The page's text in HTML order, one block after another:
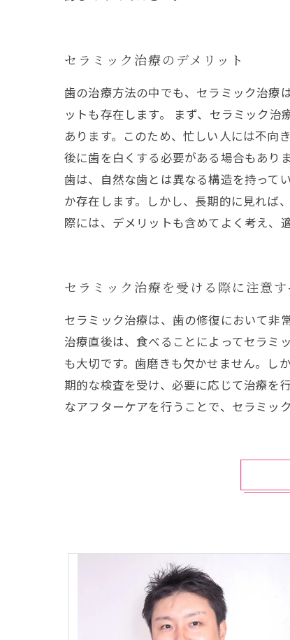
セラミック治療のデメリット
歯の治療方法の中でも、セラミック治療
ットも存在します。 まず、セラミック
あります。このため、忙しい人には不向
後に歯を白くする必要がある場合もあり
歯は、自然な歯とは異なる構造を持って
か存在します。しかし、長期的に見れば
際には、デメリットも含めてよく考え、
セラミック治療を受ける際に注意す
セラミック治療は、歯の修復において非
治療直後は、食べることによってセラミ
も大切です。歯磨きも欠かせません。し
期的な検査を受け、必要に応じて治療を
なアフターケアを行うことで、セラミッ